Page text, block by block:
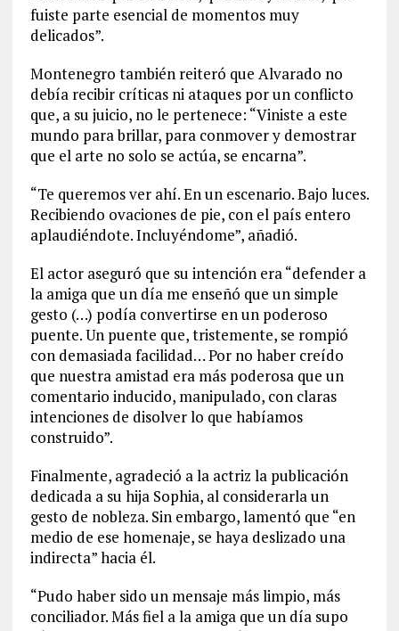
fuiste parte esencial de momentos muy
delicados”.
Montenegro también reiteró que Alvarado no
debía recibir críticas ni ataques por un conflicto
que, a su juicio, no le pertenece: “Viniste a este
mundo para brillar, para conmover y demostrar
que el arte no solo se actúa, se encarna”.
“Te queremos ver ahí. En un escenario. Bajo luces.
Recibiendo ovaciones de pie, con el país entero
aplaudiéndote. Incluyéndome”, añadió.
El actor aseguró que su intención era “defender a
la amiga que un día me enseñó que un simple
gesto (…) podía convertirse en un poderoso
puente. Un puente que, tristemente, se rompió
con demasiada facilidad… Por no haber creído
que nuestra amistad era más poderosa que un
comentario inducido, manipulado, con claras
intenciones de disolver lo que habíamos
construido”.
Finalmente, agradeció a la actriz la publicación
dedicada a su hija Sophia, al considerarla un
gesto de nobleza. Sin embargo, lamentó que “en
medio de ese homenaje, se haya deslizado una
indirecta” hacia él.
“Pudo haber sido un mensaje más limpio, más
conciliador. Más fiel a la amiga que un día supo